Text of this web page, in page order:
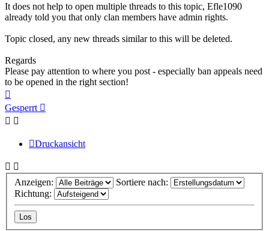
It does not help to open multiple threads to this topic, Efle1090
already told you that only clan members have admin rights.
Topic closed, any new threads similar to this will be deleted.
Regards
Please pay attention to where you post - especially ban appeals need
to be opened in the right section!
oben
Gesperrt
Druckansicht
Anzeigen:
Sortiere nach:
Richtung: